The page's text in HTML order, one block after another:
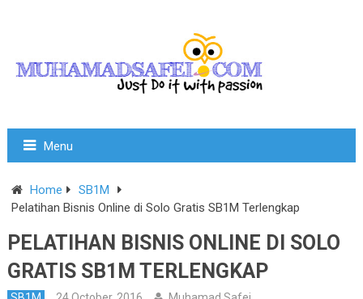
Menu
Home
SB1M
Pelatihan Bisnis Online di Solo Gratis SB1M Terlengkap
PELATIHAN BISNIS ONLINE DI SOLO
GRATIS SB1M TERLENGKAP